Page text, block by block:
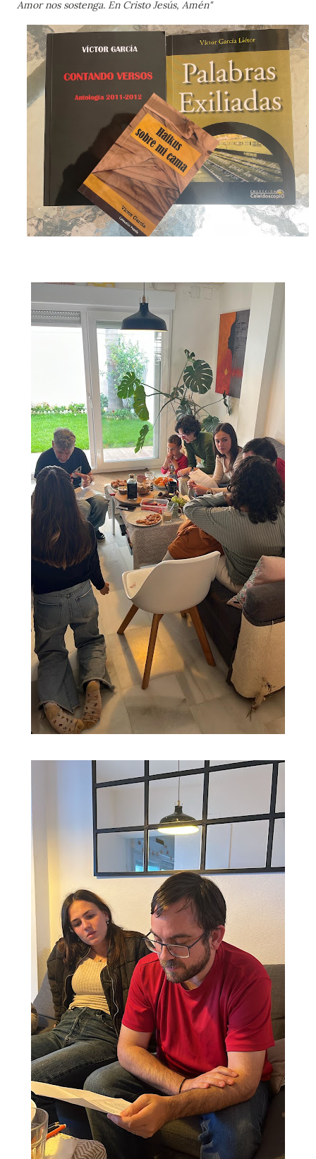
Amor nos sostenga. En Cristo Jesús, Amén"